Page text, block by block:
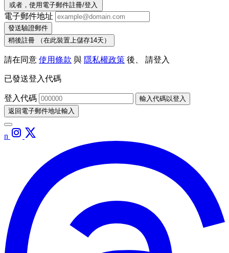
或者，使用電子郵件註冊/登入
電子郵件地址
發送驗證郵件
稍後註冊
（在此裝置上儲存14天）
請在同意 使用條款 與 隱私權政策 後、 請登入
已發送登入代碼
登入代碼
輸入代碼以登入
返回電子郵件地址輸入
n